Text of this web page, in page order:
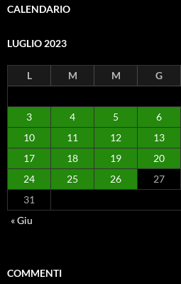
CALENDARIO
LUGLIO 2023
L M M G
3
4 5 6
10
11 12 13
17
18 19 20
24
25 26 27
31
« Giu
COMMENTI